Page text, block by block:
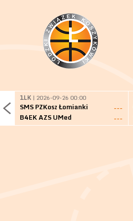
1LK | 2026-09-26 00:00
SMS PZKosz Łomianki
---
B4EK AZS UMed
---